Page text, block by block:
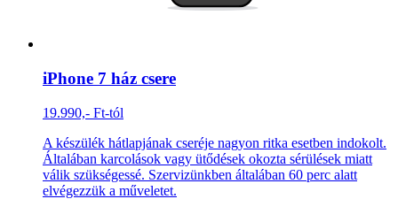
iPhone 7 ház csere
19.990,- Ft-tól
A készülék hátlapjának cseréje nagyon ritka esetben indokolt.
Általában karcolások vagy ütődések okozta sérülések miatt
válik szükségessé. Szervizünkben általában 60 perc alatt
elvégezzük a műveletet.